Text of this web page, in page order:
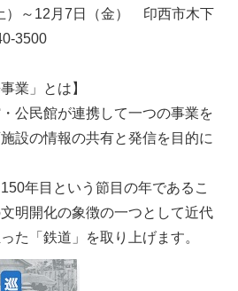
）～12月7日（金） 印西市木下
3500
業」とは】
公民館が連携して一つの事業を
設の情報の共有と発信を目的に
年目という節目の年であるこ
明開化の象徴の一つとして近代
た「鉄道」を取り上げます。